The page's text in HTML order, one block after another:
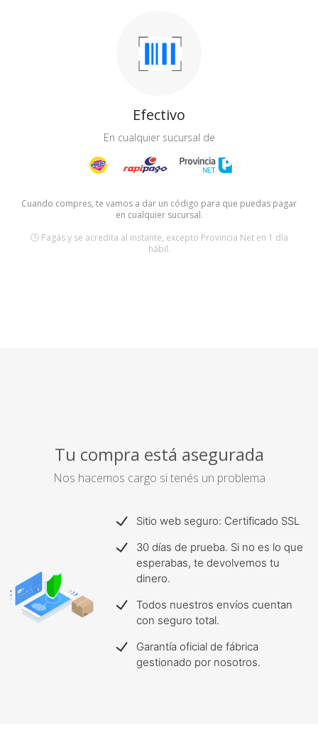
Efectivo
En cualquier sucursal de
Cuando compres, te vamos a dar un código para que puedas pagar
en cualquier sucursal.
Pagás y se acredita al instante, excepto Provincia Net en 1 día
hábil.
Tu compra está asegurada
Nos hacemos cargo si tenés un problema
Sitio web seguro: Certificado SSL
30 días de prueba. Si no es lo que
esperabas, te devolvemos tu
dinero.
Todos nuestros envíos cuentan
con seguro total.
Garantía oficial de fábrica
gestionado por nosotros.